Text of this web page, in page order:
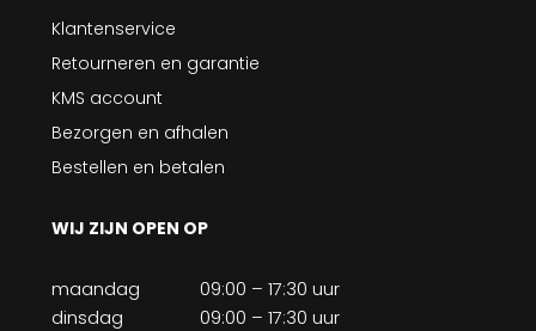
Klantenservice
Retourneren en garantie
KMS account
Bezorgen en afhalen
Bestellen en betalen
WIJ ZIJN OPEN OP
maandag
09:00 – 17:30 uur
dinsdag
09:00 – 17:30 uur